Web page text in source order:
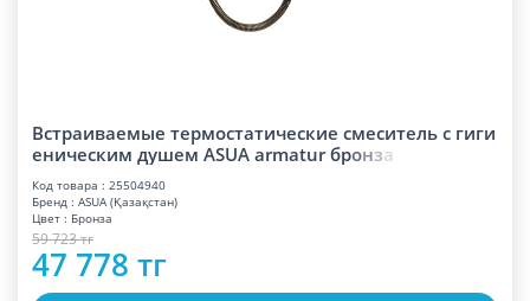
Встраиваемые термостатические смеситель с гиги
еническим душем ASUA armatur бронза
Код товара : 25504940
Бренд : ASUA (Қазақстан)
Цвет : Бронза
59 723 тг
47 778 тг